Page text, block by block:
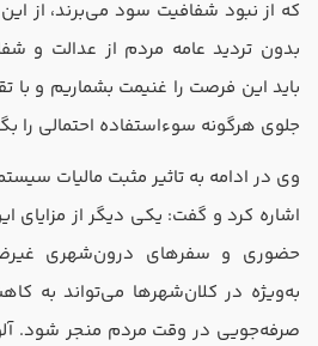
که از نبود شفافیت سود می‌برند، از این
بدون تردید عامه مردم از عدالت و
باید این فرصت را غنیمت بشماریم و با
جلوی هرگونه سوءاستفاده احتمالی را
وی در ادامه به تاثیر مثبت مالیات
اشاره کرد و گفت: یکی دیگر از
حضوری و سفرهای درون‌شهری
به‌ویژه در کلان‌شهرها می‌تواند به
صرفه‌جویی در وقت مردم منجر شود.